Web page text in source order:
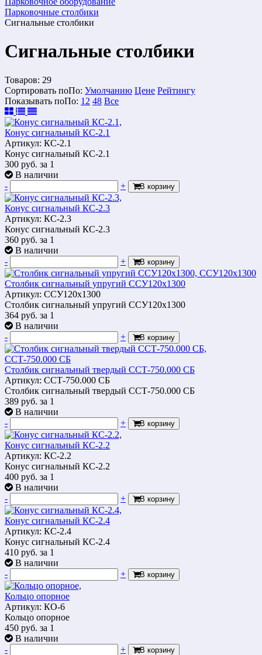
Парковочные столбики
Сигнальные столбики
Сигнальные столбики
Товаров: 29
Сортировать поПо: Умолчанию Цене Рейтингу
Показывать поПо: 12 48 Все
Конус сигнальный КС-2.1
Артикул: КС-2.1
Конус сигнальный КС-2.1
300 руб. за 1
В наличии
-
+ В корзину
Конус сигнальный КС-2.3
Артикул: КС-2.3
Конус сигнальный КС-2.3
360 руб. за 1
В наличии
-
+ В корзину
Столбик сигнальный упругий ССУ120х1300
Артикул: ССУ120х1300
Столбик сигнальный упругий ССУ120х1300
364 руб. за 1
В наличии
-
+ В корзину
Столбик сигнальный твердый ССТ-750.000 СБ
Артикул: ССТ-750.000 СБ
Столбик сигнальный твердый ССТ-750.000 СБ
389 руб. за 1
В наличии
-
+ В корзину
Конус сигнальный КС-2.2
Артикул: КС-2.2
Конус сигнальный КС-2.2
400 руб. за 1
В наличии
-
+ В корзину
Конус сигнальный КС-2.4
Артикул: КС-2.4
Конус сигнальный КС-2.4
410 руб. за 1
В наличии
-
+ В корзину
Кольцо опорное
Артикул: КО-6
Кольцо опорное
450 руб. за 1
В наличии
-
+ В корзину